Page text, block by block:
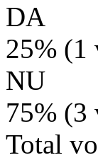
DA
25% (1
NU
75% (3
Total